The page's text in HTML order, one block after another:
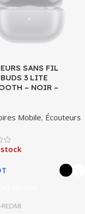
SANS FIL
3 LITE
– NOIR –
Mobile, Écouteurs
REDMI